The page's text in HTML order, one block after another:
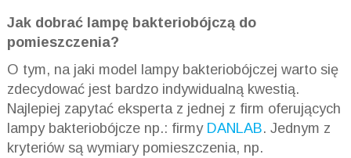
Jak dobrać lampę bakteriobójczą do
pomieszczenia?
O tym, na jaki model lampy bakteriobójczej warto się
zdecydować jest bardzo indywidualną kwestią.
Najlepiej zapytać eksperta z jednej z firm oferujących
lampy bakteriobójcze np.: firmy DANLAB. Jednym z
kryteriów są wymiary pomieszczenia, np.